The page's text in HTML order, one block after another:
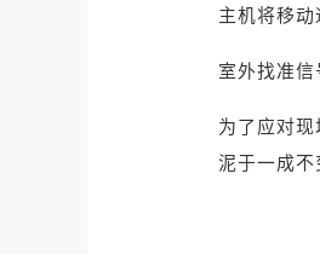
主机将移动
室外找准
为了应对
泥于一成不